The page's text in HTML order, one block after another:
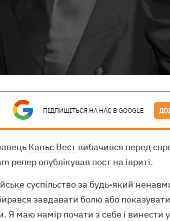
ПІДПИШІТЬСЯ НА НАС В GOOGLE
Каньє Вест вибачився перед
репер опублікував пост на івриті.
суспільство за будь-який
завдавати болю або
Я маю намір почати з себе і винести